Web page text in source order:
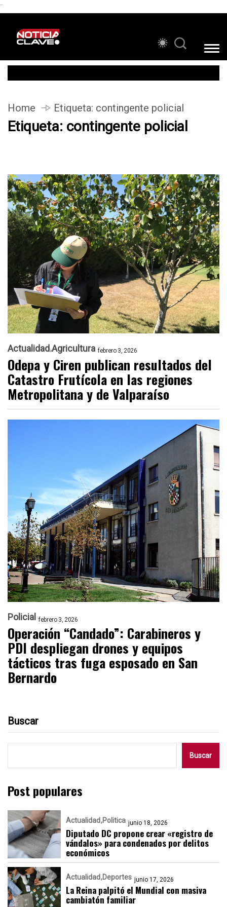
```
Home Etiqueta: contingente policial
Etiqueta: contingente policial
ActualidadAgricultura febrero 3, 2026
Odepa y Ciren publican resultados del
Catastro Frutícola en las regiones
Metropolitana y de Valparaíso
Policial febrero 3, 2026
Operación “Candado”: Carabineros y
PDI despliegan drones y equipos
tácticos tras fuga esposado en San
Bernardo
Buscar
Buscar
Post populares
Actualidad Politica junio 18, 2026
Diputado DC propone crear «registro de
vándalos» para condenados por delitos
económicos
Actualidad Deportes junio 17, 2026
La Reina palpitó el Mundial con masiva
cambiatón familiar